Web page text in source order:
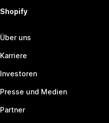
Shopify
Über uns
Karriere
Investoren
Presse und Medien
Partner